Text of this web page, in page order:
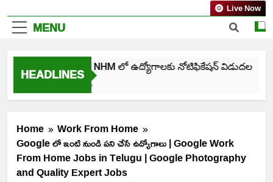
MENU
Live Now
HEADLINES
తెలంగాణ NHM లో ఉద్యోగాలకు నోటిఫికేషన్ విడుదల
Home
Work From Home
Google లో ఇంటి నుండి పని చేసే ఉద్యోగాలు | Google Work
From Home Jobs in Telugu | Google Photography
and Quality Expert Jobs